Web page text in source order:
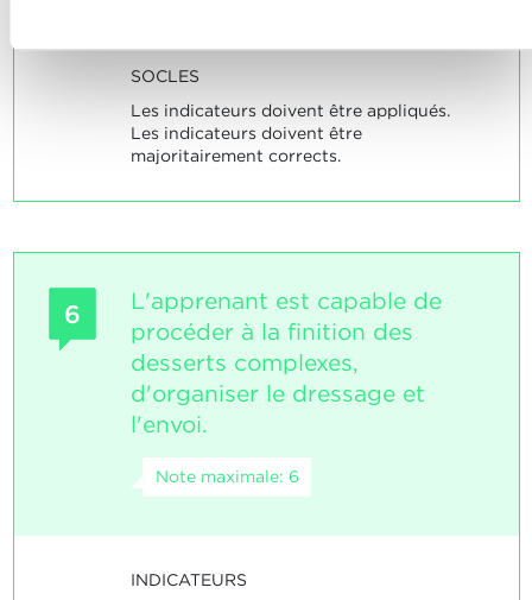
SOCLES
Les indicateurs doivent être appliqués.
Les indicateurs doivent être
majoritairement corrects.
6
L'apprenant est capable de
procéder à la finition des
desserts complexes,
d'organiser le dressage et
l'envoi.
Note maximale: 6
INDICATEURS